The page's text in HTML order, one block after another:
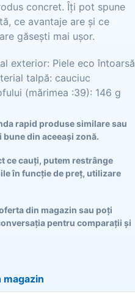
concret. Îți pot spune
ce avantaje are și ce
găsești mai ușor.
exterior: Piele eco întoarsă
talpă: cauciuc
(mărimea :39): 146 g
rapid produse similare sau
din aceeași zonă.
ce cauți, putem restrânge
în funcție de preț, utilizare
din magazin sau poți
pentru comparații și
magazin